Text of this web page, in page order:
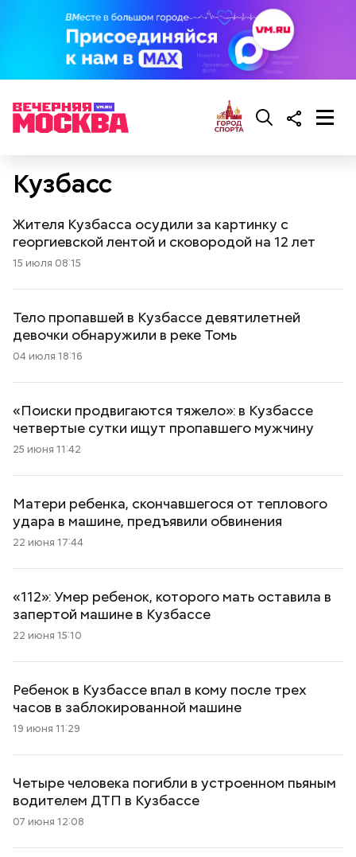
Кузбасс
Жителя Кузбасса осудили за картинку с
георгиевской лентой и сковородой на 12 лет
15 июля 08:15
Тело пропавшей в Кузбассе девятилетней
девочки обнаружили в реке Томь
04 июля 18:16
«Поиски продвигаются тяжело»: в Кузбассе
четвертые сутки ищут пропавшего мужчину
25 июня 11:42
Матери ребенка, скончавшегося от теплового
удара в машине, предъявили обвинения
22 июня 17:44
«112»: Умер ребенок, которого мать оставила в
запертой машине в Кузбассе
22 июня 15:10
Ребенок в Кузбассе впал в кому после трех
часов в заблокированной машине
19 июня 11:29
Четыре человека погибли в устроенном пьяным
водителем ДТП в Кузбассе
07 июня 12:08